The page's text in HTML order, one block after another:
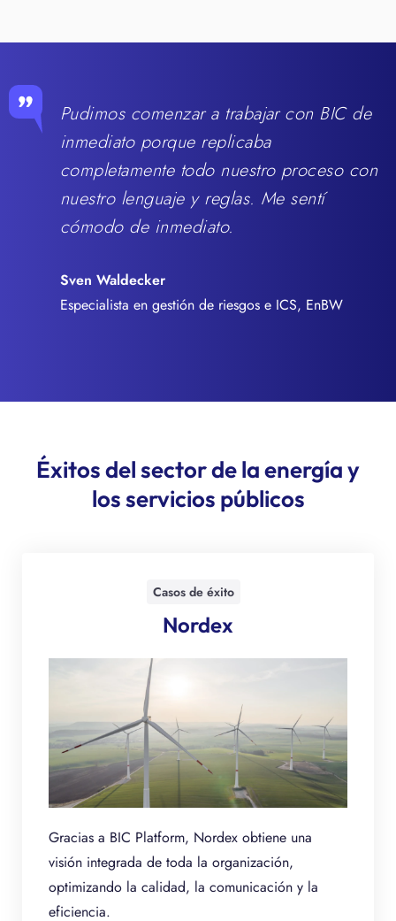
Pudimos comenzar a trabajar con BIC de
inmediato porque replicaba
completamente todo nuestro proceso con
nuestro lenguaje y reglas. Me sentí
cómodo de inmediato.
Sven Waldecker
Especialista en gestión de riesgos e ICS, EnBW
Éxitos del sector de la energía y
los servicios públicos
Casos de éxito
Nordex
Gracias a BIC Platform, Nordex obtiene una
visión integrada de toda la organización,
optimizando la calidad, la comunicación y la
eficiencia.